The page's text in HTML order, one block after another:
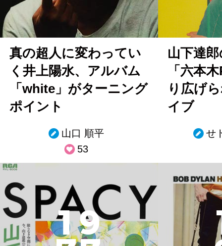
真の超人に変わってい
く井上陽水、アルバム
「white」がターニング
ポイント
山口 順平
53
山下達
「六本
り広げ
イブ
せ
19